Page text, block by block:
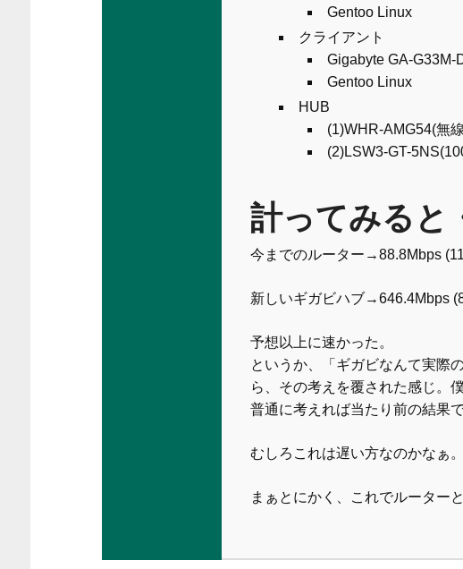
Gentoo Linux
クライアント
Gigabyte GA-G33M-
Gentoo Linux
HUB
(1)WHR-AMG54(無
(2)LSW3-GT-
計ってみると
今までのルーター→88.8Mbps
新しいギガビハブ→646.4Mbps
予想以上に速かった。
というか、「ギガビなんて実際
ら、その考えを覆された感じ。
普通に考えれば当たり前の結果で
むしろこれは遅い方なのかなぁ。
まぁとにかく、これでルーター